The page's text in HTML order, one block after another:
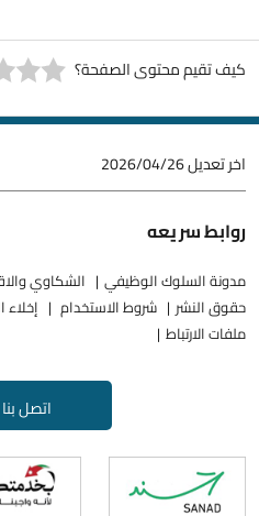
كيف تقيم محتوى الصفحة؟
اخر تعديل2026/04/26
روابط سريعه
مدونة السلوك الوظيفي الشكاوي
حقوق النشر
شروط الاستخدام
ملفات الارتباط
اتصل بنا